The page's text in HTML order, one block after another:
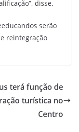
disse.
serão
reintegração
terá função de
turística no
Centro